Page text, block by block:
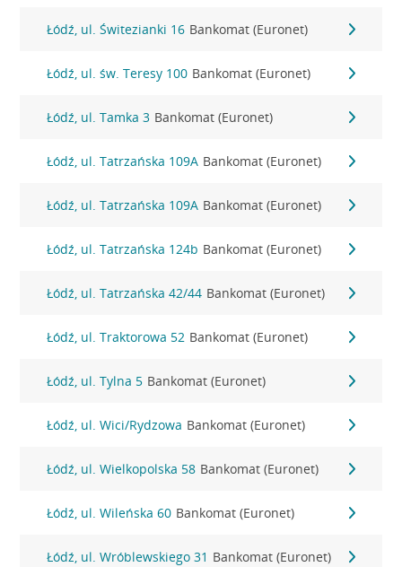
Łódź, ul. Świtezianki 16 Bankomat (Euronet)
Łódź, ul. św. Teresy 100 Bankomat (Euronet)
Łódź, ul. Tamka 3 Bankomat (Euronet)
Łódź, ul. Tatrzańska 109A Bankomat (Euronet)
Łódź, ul. Tatrzańska 109A Bankomat (Euronet)
Łódź, ul. Tatrzańska 124b Bankomat (Euronet)
Łódź, ul. Tatrzańska 42/44 Bankomat (Euronet)
Łódź, ul. Traktorowa 52 Bankomat (Euronet)
Łódź, ul. Tylna 5 Bankomat (Euronet)
Łódź, ul. Wici/Rydzowa Bankomat (Euronet)
Łódź, ul. Wielkopolska 58 Bankomat (Euronet)
Łódź, ul. Wileńska 60 Bankomat (Euronet)
Łódź, ul. Wróblewskiego 31 Bankomat (Euronet)